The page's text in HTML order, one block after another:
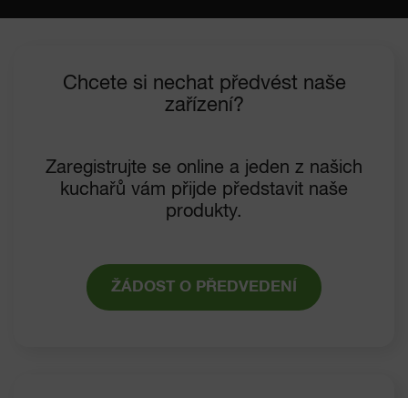
Chcete si nechat předvést naše
zařízení?
Zaregistrujte se online a jeden z našich
kuchařů vám přijde představit naše
produkty.
ŽÁDOST O PŘEDVEDENÍ